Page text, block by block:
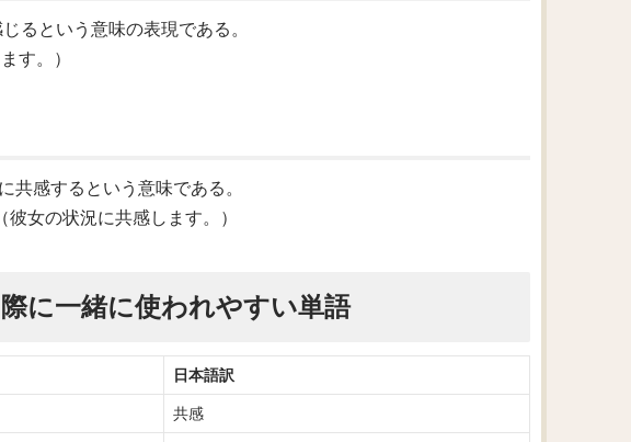
るという意味の表現である。
す。）
共感するという意味である。
女の状況に共感します。）
に一緒に使われやすい単語
日本語訳
共感